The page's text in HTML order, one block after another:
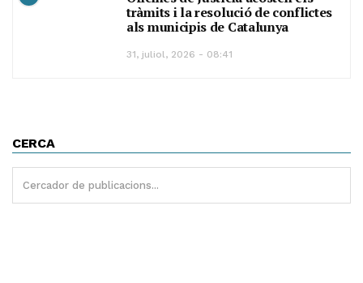
tràmits i la resolució de conflictes
als municipis de Catalunya
31, juliol, 2026 - 08:41
CERCA